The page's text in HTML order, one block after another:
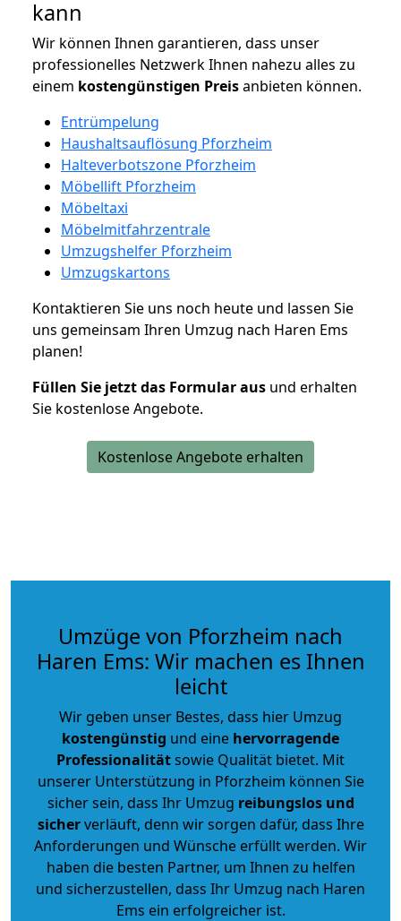
kann
Wir können Ihnen garantieren, dass unser
professionelles Netzwerk Ihnen nahezu alles zu
einem kostengünstigen Preisanbieten können.
Entrümpelung
Haushaltsauflösung Pforzheim
Halteverbotszone Pforzheim
Möbellift Pforzheim
Möbeltaxi
Möbelmitfahrzentrale
Umzugshelfer Pforzheim
Umzugskartons
Kontaktieren Sie uns noch heute und lassen Sie
uns gemeinsam Ihren Umzug nach Haren Ems
planen!
Füllen Sie jetzt das Formular aus und erhalten
Sie kostenlose Angebote.
Kostenlose Angebote erhalten
Umzüge von Pforzheim nach
Haren Ems: Wir machen es Ihnen
leicht
Wir geben unser Bestes, dass hier Umzug
kostengünstig und eine hervorragende
Professionalitätsowie Qualität bietet. Mit
unserer Unterstützung in Pforzheim können Sie
sicher sein, dass Ihr Umzug reibungslos und
sicherverläuft, denn wir sorgen dafür, dass Ihre
Anforderungen und Wünsche erfüllt werden. Wir
haben die besten Partner, um Ihnen zu helfen
und sicherzustellen, dass Ihr Umzug nach Haren
Ems ein erfolgreicher ist.